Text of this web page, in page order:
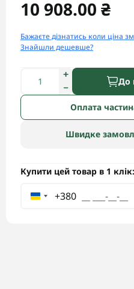
10 908.00 ₴
Бажаєте дізнатись коли ціна
Знайшли дешевше?
До
Оплата
Швидке
Купити цей товар в 1 клік:
+380